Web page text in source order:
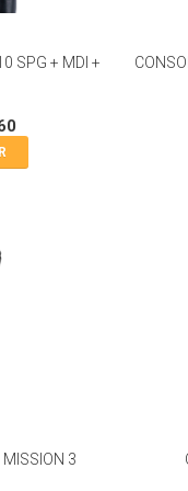
SPG + MDI +
MISSION 3